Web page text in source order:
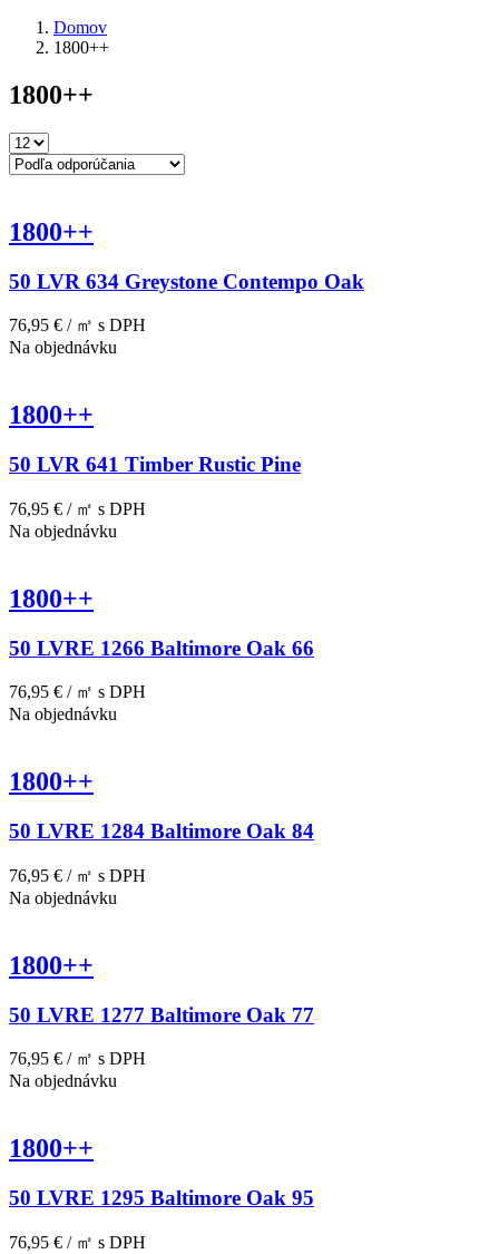
Domov
1800++
1800++
1800++
50 LVR 634 Greystone Contempo Oak
76,95 € / ㎡ s DPH
Na objednávku
1800++
50 LVR 641 Timber Rustic Pine
76,95 € / ㎡ s DPH
Na objednávku
1800++
50 LVRE 1266 Baltimore Oak 66
76,95 € / ㎡ s DPH
Na objednávku
1800++
50 LVRE 1284 Baltimore Oak 84
76,95 € / ㎡ s DPH
Na objednávku
1800++
50 LVRE 1277 Baltimore Oak 77
76,95 € / ㎡ s DPH
Na objednávku
1800++
50 LVRE 1295 Baltimore Oak 95
76,95 € / ㎡ s DPH